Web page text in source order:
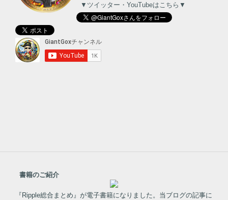
▼ツイッター・YouTubeはこちら▼
書籍のご紹介
『Ripple総合まとめ』が電子書籍になりました。当ブログの記事に